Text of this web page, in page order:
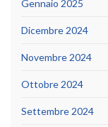
Gennaio 2025
Dicembre 2024
Novembre 2024
Ottobre 2024
Settembre 2024